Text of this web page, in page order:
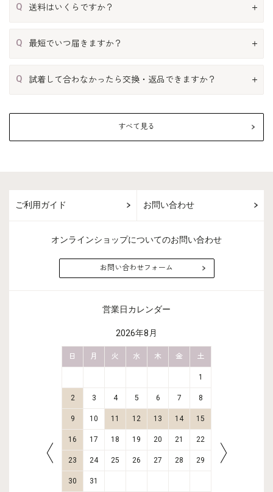
Q 送料はいくらですか？
Q 最短でいつ届きますか？
Q 試着して合わなかったら交換・返品できますか？
すべて見る
ご利用ガイド お問い合わせ
オンラインショップについてのお問い合わせ
お問い合わせフォーム
営業日カレンダー
2026年8月
日 月 火 水 木 金 土
1
2 3 4 5 6 7 8
9 10 11 12 13 14 15
16 17 18 19 20 21 22
23 24 25 26 27 28 29
30 31